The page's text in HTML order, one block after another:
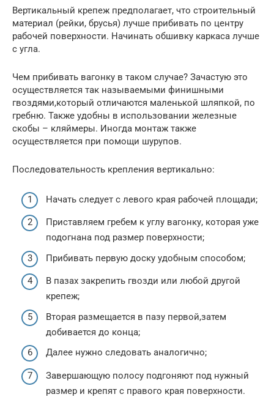
Вертикальный крепеж предполагает, что строительный
материал (рейки, брусья) лучше прибивать по центру
рабочей поверхности. Начинать обшивку каркаса лучше
с угла.
Чем прибивать вагонку в таком случае? Зачастую это
осуществляется так называемыми финишными
гвоздями,который отличаются маленькой шляпкой, по
гребню. Также удобны в использовании железные
скобы – кляймеры. Иногда монтаж также
осуществляется при помощи шурупов.
Последовательность крепления вертикально:
Начать следует с левого края рабочей площади;
Приставляем гребем к углу вагонку, которая уже
подогнана под размер поверхности;
Прибивать первую доску удобным способом;
В пазах закрепить гвозди или любой другой
крепеж;
Вторая размещается в пазу первой,затем
добивается до конца;
Далее нужно следовать аналогично;
Завершающую полосу подгоняют под нужный
размер и крепят с правого края поверхности.